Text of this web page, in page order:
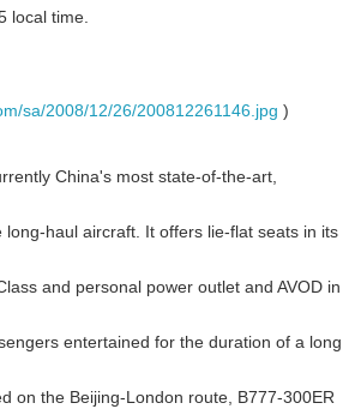
local time.
sa/2008/12/26/200812261146.jpg )
China's most state-of-the-art,
long-haul aircraft. It offers lie-flat seats in its
and personal power outlet and AVOD in
entertained for the duration of a long
on the Beijing-London route, B777-300ER